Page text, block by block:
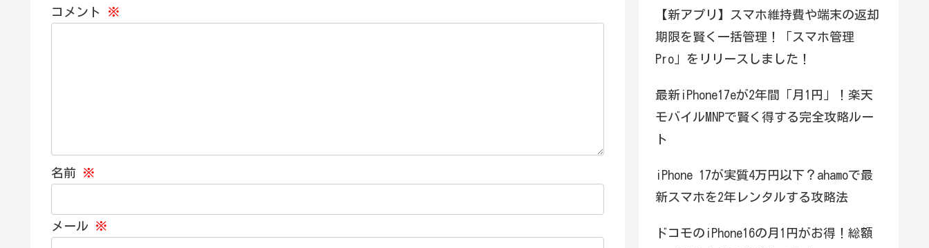
コメント
※
名前 ※
メール ※
【新アプリ】スマホ維持費や端末の返却
期限を賢く一括管理！「スマホ管理
Pro」をリリースしました！
最新iPhone17eが2年間「月1円」！楽天
モバイルMNPで賢く得する完全攻略ルー
ト
iPhone 17が実質4万円以下？ahamoで最
新スマホを2年レンタルする攻略法
ドコモのiPhone16の月1円がお得！総額